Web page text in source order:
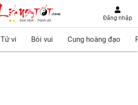
Đăng nhập
Tử vi Bói vui Cung hoàng đạo